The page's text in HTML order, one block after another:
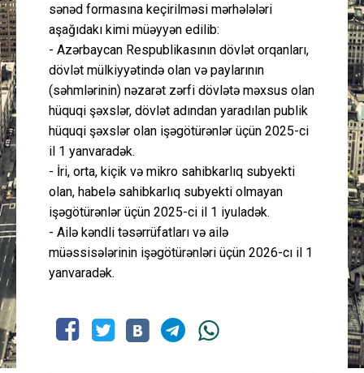
sənəd formasına keçirilməsi mərhələləri
aşağıdakı kimi müəyyən edilib:
- Azərbaycan Respublikasının dövlət orqanları,
dövlət mülkiyyətində olan və paylarının
(səhmlərinin) nəzarət zərfi dövlətə məxsus olan
hüquqi şəxslər, dövlət adından yaradılan publik
hüquqi şəxslər olan işəgötürənlər üçün 2025-ci
il 1 yanvaradək.
- İri, orta, kiçik və mikro sahibkarlıq subyekti
olan, habelə sahibkarlıq subyekti olmayan
işəgötürənlər üçün 2025-ci il 1 iyuladək.
- Ailə kəndli təsərrüfatları və ailə
müəssisələrinin işəgötürənləri üçün 2026-cı il 1
yanvaradək.